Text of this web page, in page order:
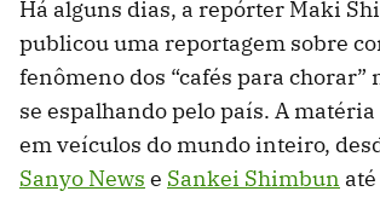
Há alguns dias, a repórter Maki
publicou uma reportagem sobre
fenômeno dos “cafés para chorar”
se espalhando pelo país. A
em veículos do mundo inteiro,
Sanyo News e Sankei Shimbun